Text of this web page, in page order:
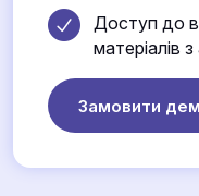
Доступ до
матеріалів
Замовити